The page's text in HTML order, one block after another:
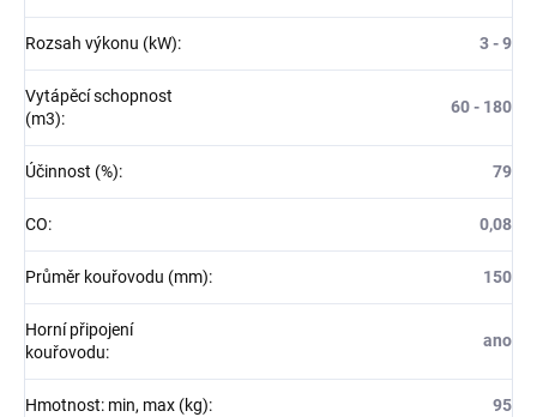
Rozsah výkonu (kW): 3 - 9
Vytápěcí schopnost
(m3):
60 - 180
Účinnost (%): 79
CO: 0,08
Průměr kouřovodu (mm): 150
Horní připojení
kouřovodu:
ano
Hmotnost: min, max (kg): 95